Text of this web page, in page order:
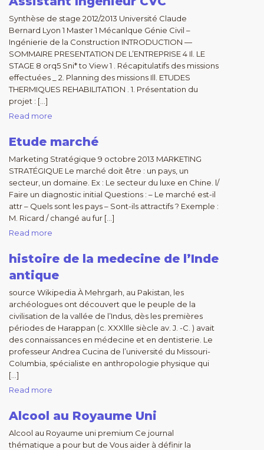
Synthèse de stage 2012/2013 Université Claude
Bernard Lyon 1 Master 1 Mécanlque Génie Civil –
Ingénierie de la Construction INTRODUCTION —
SOMMAIRE PRESENTATION DE L’ENTREPRISE 4 Il. LE
STAGE 8 orq5 Sni* to View 1 . Récapitulatifs des missions
effectuées _ 2. Planning des missions Ill. ETUDES
THERMIQUES REHABILITATION . 1. Présentation du
projet : […]
Read more
Etude marché
Marketing Stratégique 9 octobre 2013 MARKETING
STRATÉGIQUE Le marché doit être : un pays, un
secteur, un domaine. Ex : Le secteur du luxe en Chine. l/
Faire un diagnostic initial Questions : – Le marché est-il
attr – Quels sont les pays – Sont-ils attractifs ? Exemple :
M. Ricard / changé au fur […]
Read more
histoire de la medecine de l’Inde
antique
source Wikipedia À Mehrgarh, au Pakistan, les
archéologues ont découvert que le peuple de la
civilisation de la vallée de l’Indus, dès les premières
périodes de Harappan (c. XXXlIle siècle av. J. -C. ) avait
des connaissances en médecine et en dentisterie. Le
professeur Andrea Cucina de l’université du Missouri-
CoIumbia, spécialiste en anthropologie physique qui
[…]
Read more
Alcool au Royaume Uni
Alcool au Royaume uni premium Ce journal
thématique a pour but de Vous aider à définir la